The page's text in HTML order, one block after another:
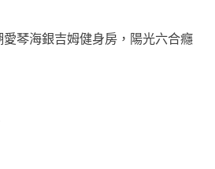
海銀吉姆健身房，陽光六合癮